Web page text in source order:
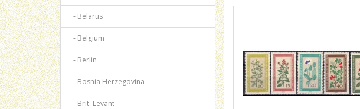
- Belarus
- Belgium
- Berlin
- Bosnia Herzegovina
- Brit. Levant